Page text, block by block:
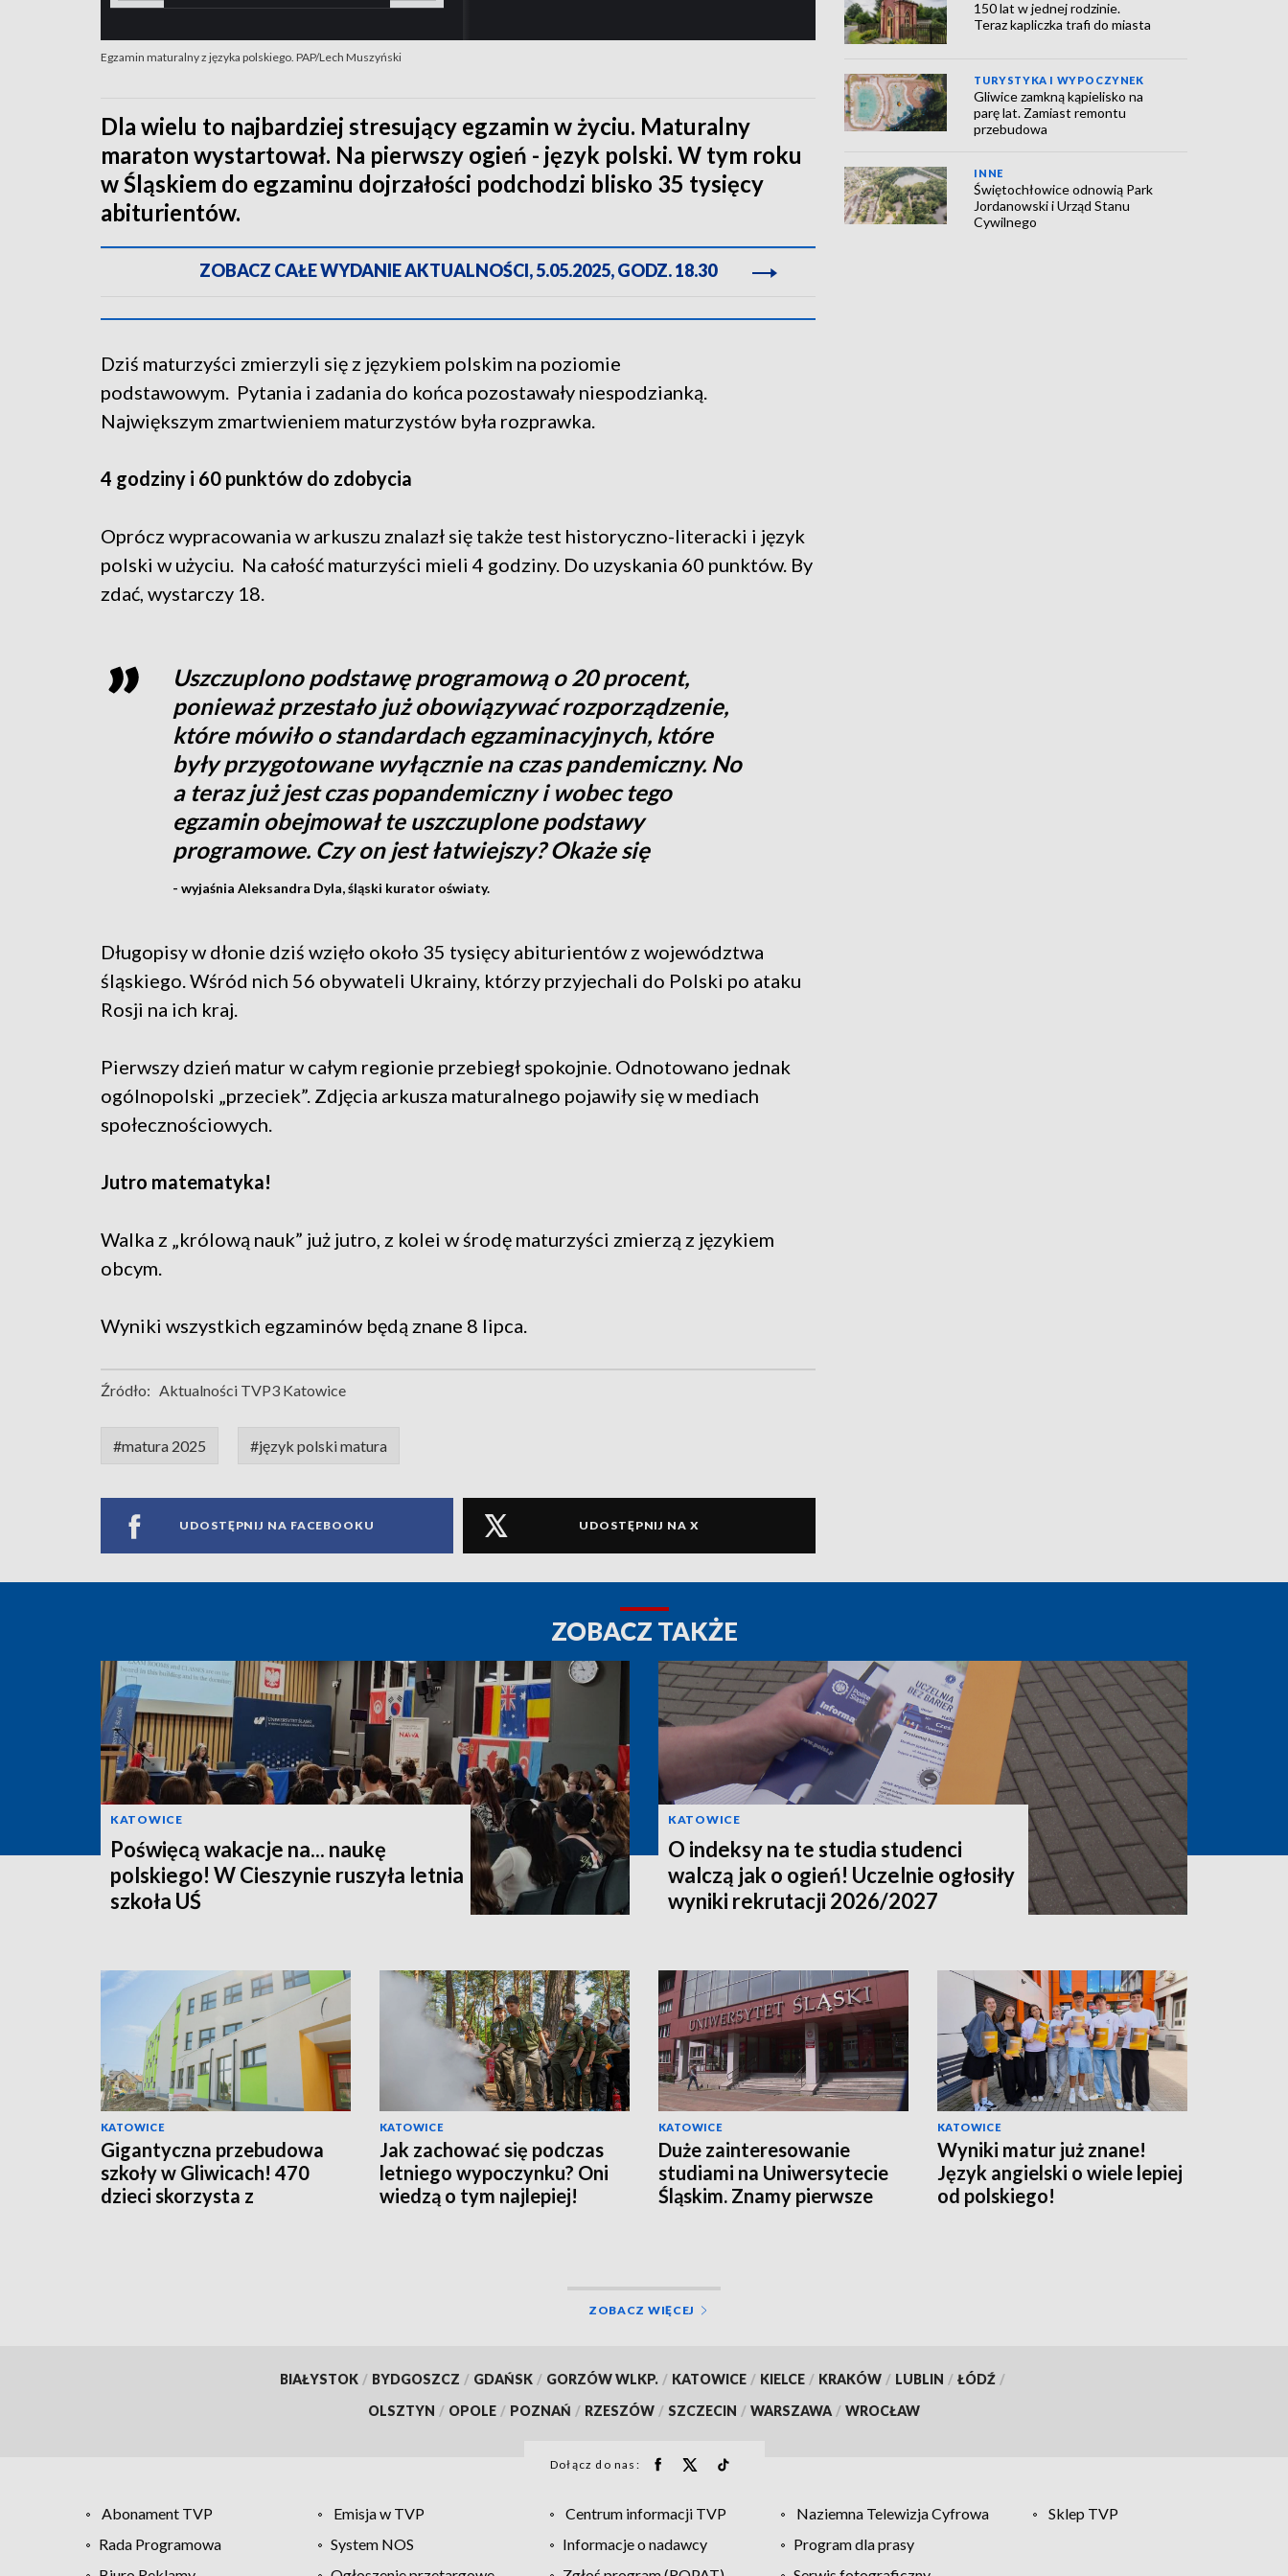
Egzamin maturalny z języka polskiego. PAP/Lech Muszyński
Dla wielu to najbardziej stresujący egzamin w życiu. Maturalny
maraton wystartował. Na pierwszy ogień - język polski. W tym roku
w Śląskiem do egzaminu dojrzałości podchodzi blisko 35 tysięcy
abiturientów.
ZOBACZ CAŁE WYDANIE AKTUALNOŚCI, 5.05.2025, GODZ. 18.30
Dziś maturzyści zmierzyli się z językiem polskim na poziomie
podstawowym. Pytania i zadania do końca pozostawały niespodzianką.
Największym zmartwieniem maturzystów była rozprawka.
4 godziny i 60 punktów do zdobycia
Oprócz wypracowania w arkuszu znalazł się także test historyczno-literacki i język
polski w użyciu. Na całość maturzyści mieli 4 godziny. Do uzyskania 60 punktów. By
zdać, wystarczy 18.
Uszczuplono podstawę programową o 20 procent,
ponieważ przestało już obowiązywać rozporządzenie,
które mówiło o standardach egzaminacyjnych, które
były przygotowane wyłącznie na czas pandemiczny. No
a teraz już jest czas popandemiczny i wobec tego
egzamin obejmował te uszczuplone podstawy
programowe. Czy on jest łatwiejszy? Okaże się
- wyjaśnia Aleksandra Dyla, śląski kurator oświaty.
Długopisy w dłonie dziś wzięło około 35 tysięcy abiturientów z województwa
śląskiego. Wśród nich 56 obywateli Ukrainy, którzy przyjechali do Polski po ataku
Rosji na ich kraj.
Pierwszy dzień matur w całym regionie przebiegł spokojnie. Odnotowano jednak
ogólnopolski „przeciek”. Zdjęcia arkusza maturalnego pojawiły się w mediach
społecznościowych.
Jutro matematyka!
Walka z „królową nauk” już jutro, z kolei w środę maturzyści zmierzą z językiem
obcym.
Wyniki wszystkich egzaminów będą znane 8 lipca.
Źródło: Aktualności TVP3 Katowice
#matura 2025 #język polski matura
UDOSTĘPNIJ NA FACEBOOKU UDOSTĘPNIJ NA X
150 lat w jednej rodzinie.
Teraz kapliczka trafi do miasta
TURYSTYKA I WYPOCZYNEK
Gliwice zamkną kąpielisko na
parę lat. Zamiast remontu
przebudowa
INNE
Świętochłowice odnowią Park
Jordanowski i Urząd Stanu
Cywilnego
ZOBACZ TAKŻE
KATOWICE
Poświęcą wakacje na... naukę
polskiego! W Cieszynie ruszyła letnia
szkoła UŚ
KATOWICE
O indeksy na te studia studenci
walczą jak o ogień! Uczelnie ogłosiły
wyniki rekrutacji 2026/2027
KATOWICE
Gigantyczna przebudowa
szkoły w Gliwicach! 470
dzieci skorzysta z
KATOWICE
Jak zachować się podczas
letniego wypoczynku? Oni
wiedzą o tym najlepiej!
KATOWICE
Duże zainteresowanie
studiami na Uniwersytecie
Śląskim. Znamy pierwsze
KATOWICE
Wyniki matur już znane!
Język angielski o wiele lepiej
od polskiego!
ZOBACZ WIĘCEJ
BIAŁYSTOK / BYDGOSZCZ / GDAŃSK / GORZÓW WLKP. / KATOWICE / KIELCE / KRAKÓW / LUBLIN / ŁÓDŹ /
OLSZTYN / OPOLE / POZNAŃ / RZESZÓW / SZCZECIN / WARSZAWA / WROCŁAW
Dołącz do nas:
Abonament TVP Emisja w TVP Centrum informacji TVP Naziemna Telewizja Cyfrowa
Sklep TVP
Rada Programowa
System NOS Informacje o nadawcy
Program dla prasy